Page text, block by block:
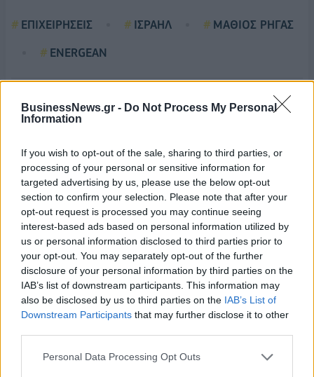
BusinessNews.gr - Do Not Process My Personal
Information
If you wish to opt-out of the sale, sharing to third parties, or
processing of your personal or sensitive information for
targeted advertising by us, please use the below opt-out
section to confirm your selection. Please note that after your
opt-out request is processed you may continue seeing
interest-based ads based on personal information utilized by
us or personal information disclosed to third parties prior to
your opt-out. You may separately opt-out of the further
disclosure of your personal information by third parties on the
IAB’s list of downstream participants. This information may
also be disclosed by us to third parties on the IAB’s List of
Downstream Participants that may further disclose it to other
Personal Data Processing Opt Outs
ΕΠΙΧΕΙΡΗΣΕΙΣ ΙΣΡΑΗΛ
ΜΑΘΙΟΣ ΡΗΓΑΣ
ENERGEAN
Αρμάνι Μιλάνο: Το καινούριο της ρόστερ και ο αέρας ανανέωσης